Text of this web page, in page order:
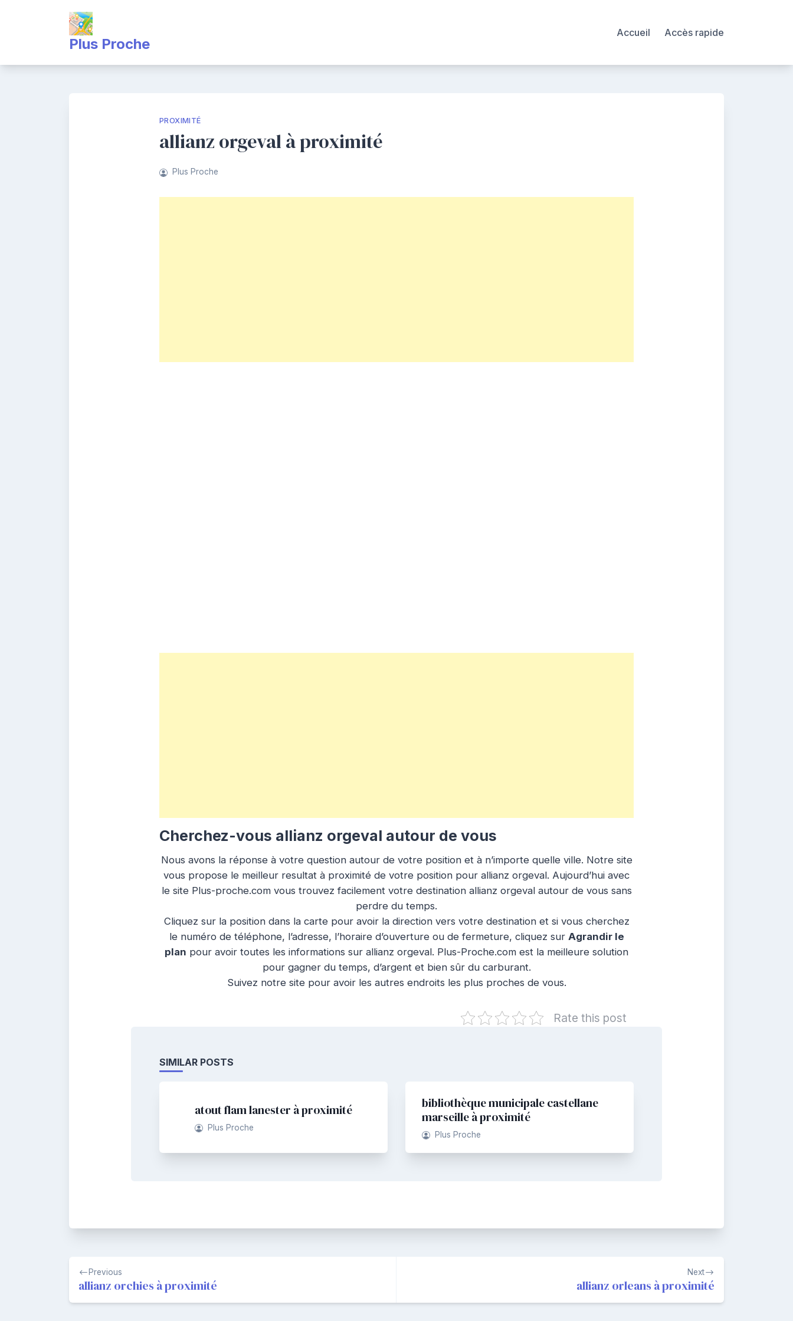
Plus Proche
Accueil Accès rapide
PROXIMITÉ
allianz orgeval à proximité
Plus Proche
Cherchez-vous allianz orgeval autour de vous
Nous avons la réponse à votre question autour de votre position et à n’importe quelle ville. Notre site
vous propose le meilleur resultat à proximité de votre position pour allianz orgeval. Aujourd’hui avec
le site Plus-proche.com vous trouvez facilement votre destination allianz orgeval autour de vous sans
perdre du temps.
Cliquez sur la position dans la carte pour avoir la direction vers votre destination et si vous cherchez
le numéro de téléphone, l’adresse, l’horaire d’ouverture ou de fermeture, cliquez sur Agrandir le
plan pour avoir toutes les informations sur allianz orgeval. Plus-Proche.com est la meilleure solution
pour gagner du temps, d’argent et bien sûr du carburant.
Suivez notre site pour avoir les autres endroits les plus proches de vous.
Rate this post
SIMILAR POSTS
atout flam lanester à proximité
Plus Proche
bibliothèque municipale castellane
marseille à proximité
Plus Proche
Navigation
de
l’article
Previous
allianz orchies à proximité
Next
allianz orleans à proximité